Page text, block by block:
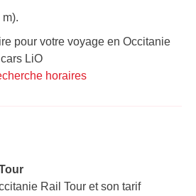
pour votre voyage en Occitanie
LiO
horaires
Rail Tour et son tarif